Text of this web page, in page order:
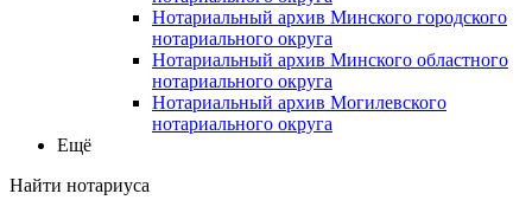
Нотариальный архив Минского городского
нотариального округа
Нотариальный архив Минского областного
нотариального округа
Нотариальный архив Могилевского
нотариального округа
Ещё
Найти нотариуса